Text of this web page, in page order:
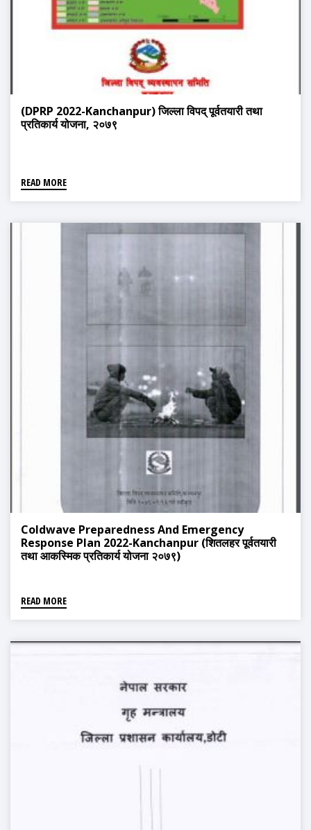
(DPRP 2022-Kanchanpur) जिल्ला विपद् पूर्वतयारी तथा
प्रतिकार्य योजना, २०७९
READ MORE
Coldwave Preparedness And Emergency
Response Plan 2022-Kanchanpur (शितलहर पूर्वतयारी
तथा आकस्मिक प्रतिकार्य योजना २०७९)
READ MORE